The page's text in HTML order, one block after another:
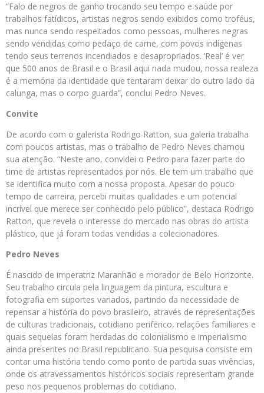
“Falo de negros de ganho trocando seu tempo e saúde por
trabalhos fatídicos, artistas negros sendo exibidos como troféus,
mas nunca sendo respeitados como pessoas, mulheres negras
sendo vendidas como pedaço de carne, com povos indígenas
tendo seus terrenos incendiados e desapropriados. ‘Real’ é ver
que 500 anos de Brasil e o Brasil aqui nada mudou, nossa realeza
é a memória da identidade que tentaram deixar do outro lado da
calunga, mas o corpo guarda”, conclui Pedro Neves.
Convite
De acordo com o galerista Rodrigo Ratton, sua galeria trabalha
com poucos artistas, mas o trabalho de Pedro Neves chamou
sua atenção. “Neste ano, convidei o Pedro para fazer parte do
time de artistas representados por nós. Ele tem um trabalho que
se identifica muito com a nossa proposta. Apesar do pouco
tempo de carreira, percebi muitas qualidades e um potencial
incrível que merece ser conhecido pelo público”, destaca Rodrigo
Ratton, que revela o interesse do mercado nas obras do artista
plástico, que já foram todas vendidas a colecionadores.
Pedro Neves
É nascido de imperatriz Maranhão e morador de Belo Horizonte.
Seu trabalho circula pela linguagem da pintura, escultura e
fotografia em suportes variados, partindo da necessidade de
repensar a história do povo brasileiro, através de representações
de culturas tradicionais, cotidiano periférico, relações familiares e
quais sequelas foram herdadas do colonialismo e imperialismo
ainda presentes no Brasil republicano. Sua pesquisa consiste em
contar uma história tendo como ponto de partida suas vivências,
onde os atravessamentos históricos sociais representam grande
peso nos pequenos problemas do cotidiano.